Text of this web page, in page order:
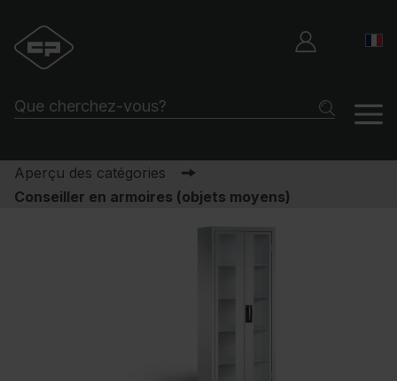
Aperçu des catégories
Conseiller en armoires (objets moyens)